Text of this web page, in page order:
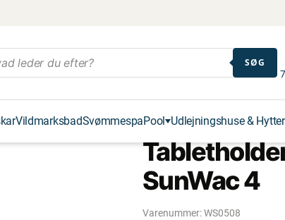
SØG
VildmarksbadSvømmespaPool Udlejningshuse & Hytter
SunWac 4
Varenummer: WS0508